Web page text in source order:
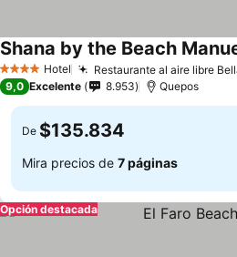
4 EstrellasHotel Restaurante al aire libre
Shana by the Beach
9,0 Excelente 8.953 Quepos
De $135.834
Mira precios de 7 páginas
Opción destacada